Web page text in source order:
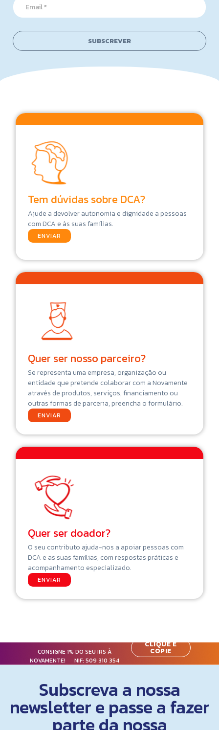
m
a
l
*
m
a
l
*
SUBSCREVER
Tem dúvidas sobre DCA?
Ajude a devolver autonomia e dignidade a pessoas
com DCA e às suas famílias.
ENVIAR
Quer ser nosso parceiro?
Se representa uma empresa, organização ou
entidade que pretende colaborar com a Novamente
através de produtos, serviços, financiamento ou
outras formas de parceria, preencha o formulário.
ENVIAR
Quer ser doador?
O seu contributo ajuda-nos a apoiar pessoas com
DCA e as suas famílias, com respostas práticas e
acompanhamento especializado.
ENVIAR
CONSIGNE 1% DO SEU IRS À
NOVAMENTE! NIF:509 310 354
CLIQUE E
COPIE
Subscreva a nossa
newsletter e passe a fazer
parte da nossa